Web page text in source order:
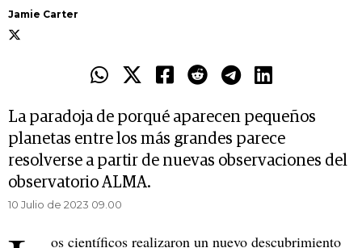
Jamie Carter
La paradoja de porqué aparecen pequeños
planetas entre los más grandes parece
resolverse a partir de nuevas observaciones del
observatorio ALMA.
10 Julio de 2023 09.00
os científicos realizaron un nuevo descubrimiento